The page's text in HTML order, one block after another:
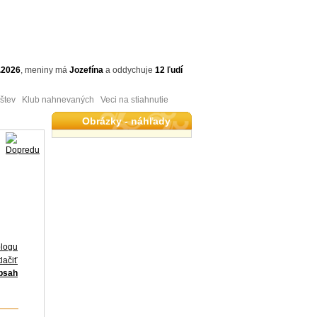
, meniny má Jozefína a oddychuje 12 ľudí
Klub nahnevaných Veci na stiahnutie
Obrázky - náhľady